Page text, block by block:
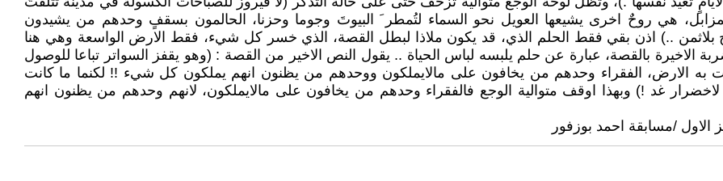
هي روحٌ اخرى يشيعها العويل نحو السماء لتُمطر َ البيوتَ وجوما وحزنا، الحالمون بسقفٍ وحدهم من يشيدون
بلاثمن ..) اذن بقي فقط الحلم الذي، قد يكون ملاذا لبطل القصة، الذي خسر كل شيء، فقط الارض الواسعة وهي هنا
الاخيرة بالقصة، عبارة عن حلم يلبسه لباس الحياة .. يقول النص الاخير من القصة : (وهو يقفز السواتر تباعا للوصول
به الارض، الفقراء وحدهم من يخافون على مالايملكون ووحدهم من يظنون انهم يملكون كل شيء !! لكنما ما كانت
لاخضرار غد !) وبهذا اوقف متوالية الوجع فالفقراء وحدهم من يخافون على مالايملكون، لانهم وحدهم من يظنون انهم
الاول /مسابقة احمد بوزفور